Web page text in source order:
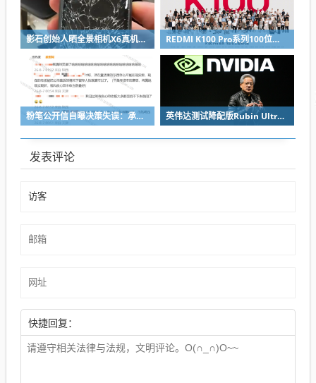
影石创始人晒全景相机X6真机：硬扛一颗子弹没穿透 REDMI K100 Pro系列100位工程师代表亮相：设计、工程K90原班人马操刀
粉笔公开信自曝决策失误：承认鸡贼 蹭热度 舍不得成本想多收钱 英伟达测试降配版Rubin Ultra GPU：HBM短缺下芯片厂商如何破局
发表评论
快捷回复：